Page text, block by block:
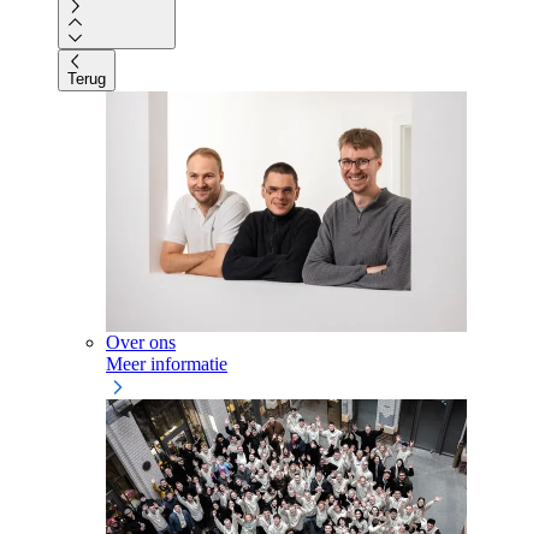
Terug
Over ons
Meer informatie